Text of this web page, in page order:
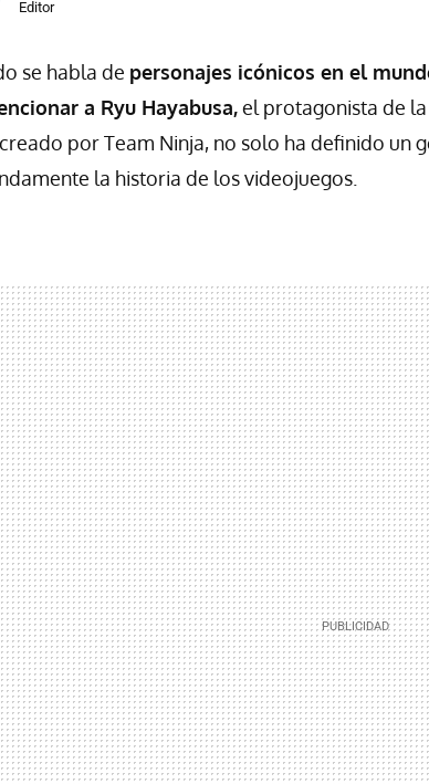
Editor
se habla de personajes icónicos en el
a Ryu Hayabusa,el protagonista de la
por Team Ninja, no solo ha definido un
la historia de los videojuegos.